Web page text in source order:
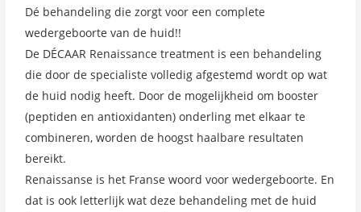
Dé behandeling die zorgt voor een complete
wedergeboorte van de huid!!
De DÉCAAR Renaissance treatment is een behandeling
die door de specialiste volledig afgestemd wordt op wat
de huid nodig heeft. Door de mogelijkheid om booster
(peptiden en antioxidanten) onderling met elkaar te
combineren, worden de hoogst haalbare resultaten
bereikt.
Renaissanse is het Franse woord voor wedergeboorte. En
dat is ook letterlijk wat deze behandeling met de huid